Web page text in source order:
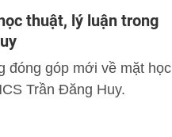
thuật, lý luận trong
đóng góp mới về mặt học
Trần Đăng Huy.